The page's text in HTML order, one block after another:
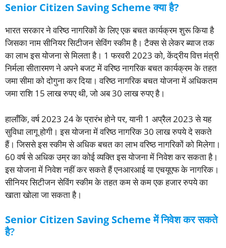
Senior Citizen Saving Scheme क्या है?
भारत सरकार ने वरिष्ठ नागरिकों के लिए एक बचत कार्यक्रम शुरू किया है
जिसका नाम सीनियर सिटीजन सेविंग स्कीम है। टैक्स से लेकर ब्याज तक
का लाभ इस योजना से मिलता है। 1 फरवरी 2023 को, केंद्रीय वित्त मंत्री
निर्मला सीतारमण ने अपने बजट में वरिष्ठ नागरिक बचत कार्यक्रम के तहत
जमा सीमा को दोगुना कर दिया। वरिष्ठ नागरिक बचत योजना में अधिकतम
जमा राशि 15 लाख रुपए थी, जो अब 30 लाख रुपए है।
हालाँकि, वर्ष 2023 24 के प्रारंभ होने पर, यानी 1 अप्रैल 2023 से यह
सुविधा लागू होगी। इस योजना में वरिष्ठ नागरिक 30 लाख रुपये दे सकते
हैं। जिससे इस स्कीम से अधिक बचत का लाभ वरिष्ठ नागरिकों को मिलेगा।
60 वर्ष से अधिक उम्र का कोई व्यक्ति इस योजना में निवेश कर सकता है।
इस योजना में निवेश नहीं कर सकते हैं एनआरआई या एचयूएफ के नागरिक।
सीनियर सिटीजन सेविंग स्कीम के तहत कम से कम एक हजार रुपये का
खाता खोला जा सकता है।
Senior Citizen Saving Scheme में निवेश कर सकते
है?